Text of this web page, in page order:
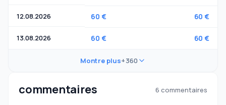
12.08.2026 60 € 60 €
13.08.2026 60 € 60 €
Montre plus+360
commentaires 6 commentaires